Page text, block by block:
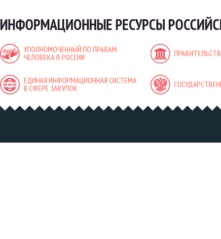
ИНФОРМАЦИОННЫЕ РЕСУРСЫ
УПОЛНОМОЧЕННЫЙ ПО ПРАВАМ
ЧЕЛОВЕКА В РОССИИ
ЕДИНАЯ ИНФОРМАЦИОННАЯ СИСТЕМА
В СФЕРЕ ЗАКУПОК